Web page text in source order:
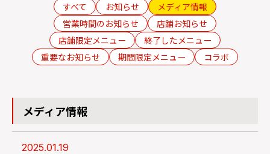
すべて お知らせ
メディア情報
営業時間のお知らせ
店舗お知らせ
店舗限定メニュー
終了したメニュー
重要なお知らせ
期間限定メニュー コラボ
メディア情報
2025.01.19